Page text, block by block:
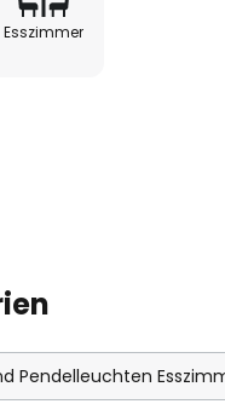
Esszimmer
Pendelleuchten